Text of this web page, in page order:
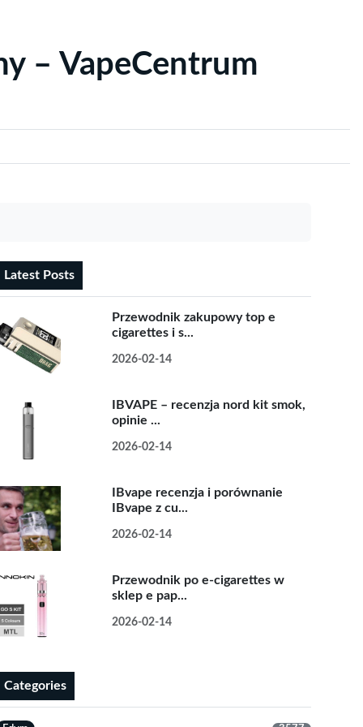
– VapeCentrum
Latest Posts
Przewodnik zakupowy top e
cigarettes i s...
2026-02-14
IBVAPE – recenzja nord kit smok,
opinie ...
2026-02-14
IBvape recenzja i porównanie
IBvape z cu...
2026-02-14
Przewodnik po e-cigarettes w
sklep e pap...
2026-02-14
Categories